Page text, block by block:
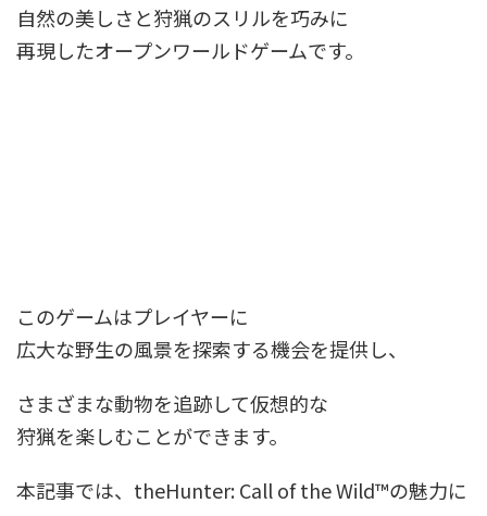
自然の美しさと狩猟のスリルを巧みに
再現したオープンワールドゲームです。
このゲームはプレイヤーに
広大な野生の風景を探索する機会を提供し、
さまざまな動物を追跡して仮想的な
狩猟を楽しむことができます。
本記事では、theHunter: Call of the Wild™の魅力に